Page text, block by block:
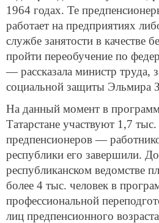
1964 годах. Те
работает на предприятиях
службе занятости в качестве
пройти переобучение по
— рассказала министр труда,
социальной защиты Эльмира
На данный момент в
Татарстане участвуют 1,7
предпенсионеров —
республики его завершили.
республиканском ведомстве
более 4 тыс. человек в
профессиональной
лиц предпенсионного